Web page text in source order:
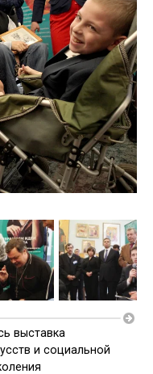
выставка
и социальной